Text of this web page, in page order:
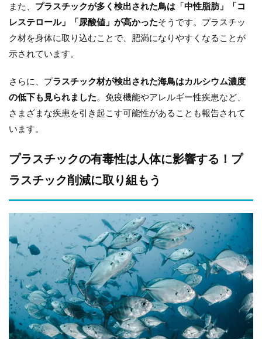
また、 プラスチックが多く検出された鳥は「中性脂肪」「コ
レステロール」「尿酸値」が高かったそうです。プラスチッ
ク材を身体に取り込むことで、肥満になりやすくなることが
示されています。
さらに、プラスチック材が検出された海鳥はカルシウム濃度
の低下も見られました。免疫機能やアレルギー性疾患など、
さまざまな疾患を引き起こす可能性があることも報告されて
います。
プラスチックの有毒性は人体に影響する！プ
ラスチック削減に取り組もう